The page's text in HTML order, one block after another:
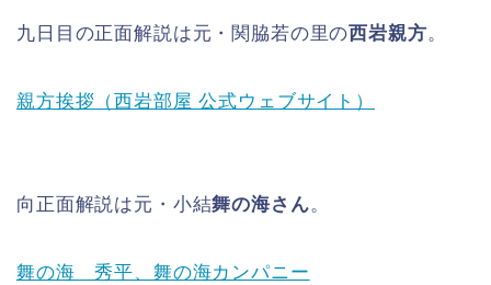
九日目の正面解説は元・関脇若の里の西岩親方。
親方挨拶（西岩部屋 公式ウェブサイト）
向正面解説は元・小結舞の海さん。
舞の海 秀平、舞の海カンパニー